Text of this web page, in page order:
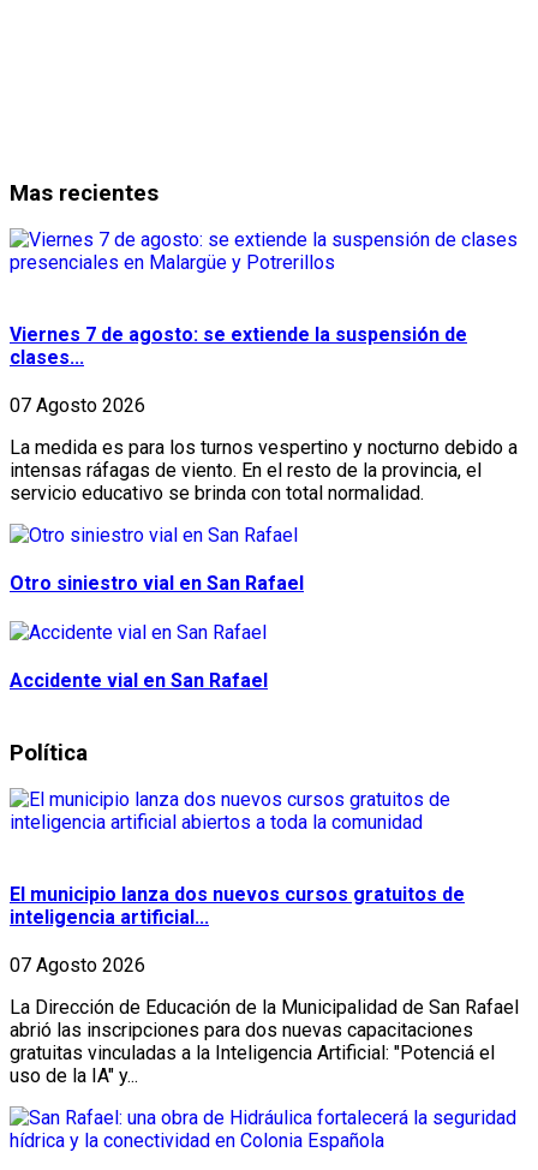
Mas recientes
Viernes 7 de agosto: se extiende la suspensión de
clases...
07 Agosto 2026
La medida es para los turnos vespertino y nocturno debido a
intensas ráfagas de viento. En el resto de la provincia, el
servicio educativo se brinda con total normalidad.
Otro siniestro vial en San Rafael
Accidente vial en San Rafael
Política
El municipio lanza dos nuevos cursos gratuitos de
inteligencia artificial...
07 Agosto 2026
La Dirección de Educación de la Municipalidad de San Rafael
abrió las inscripciones para dos nuevas capacitaciones
gratuitas vinculadas a la Inteligencia Artificial: "Potenciá el
uso de la IA" y...